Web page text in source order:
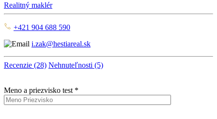
Realitný maklér
+421 904 688 590
i.zak@hestiareal.sk
Recenzie (28) Nehnuteľnosti (5)
Meno a priezvisko test *